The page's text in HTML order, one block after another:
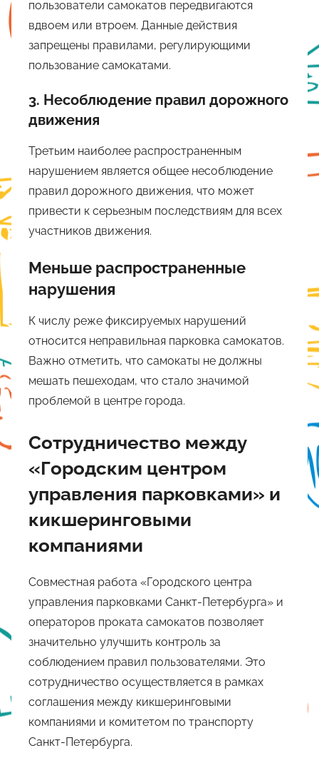
пользователи самокатов передвигаются
вдвоем или втроем. Данные действия
запрещены правилами, регулирующими
пользование самокатами.
3. Несоблюдение правил дорожного
движения
Третьим наиболее распространенным
нарушением является общее несоблюдение
правил дорожного движения, что может
привести к серьезным последствиям для всех
участников движения.
Меньше распространенные
нарушения
К числу реже фиксируемых нарушений
относится неправильная парковка самокатов.
Важно отметить, что самокаты не должны
мешать пешеходам, что стало значимой
проблемой в центре города.
Сотрудничество между
«Городским центром
управления парковками» и
кикшеринговыми
компаниями
Совместная работа «Городского центра
управления парковками Санкт-Петербурга» и
операторов проката самокатов позволяет
значительно улучшить контроль за
соблюдением правил пользователями. Это
сотрудничество осуществляется в рамках
соглашения между кикшеринговыми
компаниями и комитетом по транспорту
Санкт-Петербурга.